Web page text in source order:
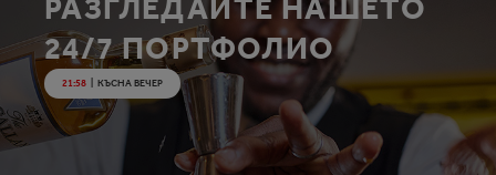
21:58 КЪСНА ВЕЧЕР
РАЗГЛЕДАЙТЕ НАШЕТО
24/7 ПОРТФОЛИО